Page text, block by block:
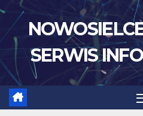
Skip
content
SERWIS